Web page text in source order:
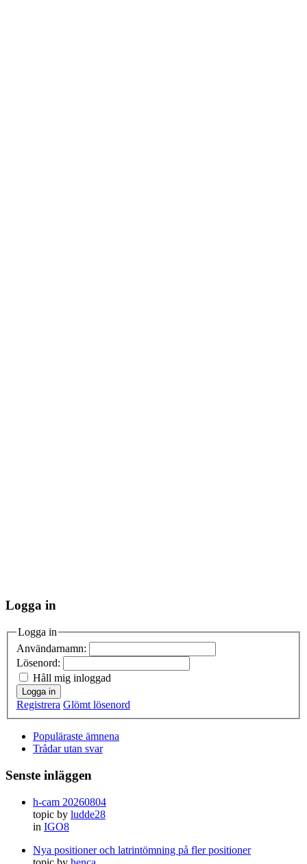
Logga in
Logga in
Användarnamn:
Lösenord:
Håll mig inloggad
Logga in
Registrera Glömt lösenord
Populäraste ämnena
Trådar utan svar
Senste inläggen
h-cam 20260804
topic by ludde28
in IGO8
Nya positioner och latrintömning på fler positioner